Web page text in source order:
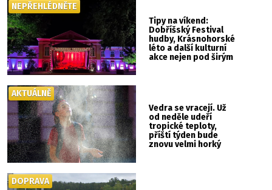
Tipy na víkend:
Dobříšský Festival
hudby, Krásnohorské
léto a další kulturní
akce nejen pod širým
NEPŘEHLÉDNĚTE
Vedra se vracejí. Už
od neděle udeří
tropické teploty,
příští týden bude
znovu velmi horký
AKTUÁLNĚ
DOPRAVA